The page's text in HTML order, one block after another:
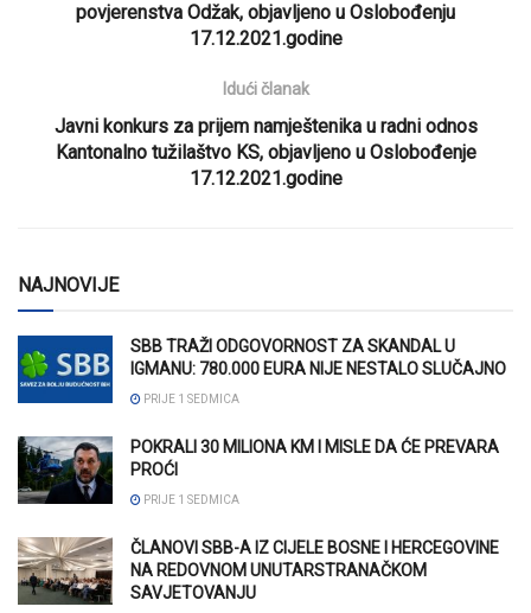
povjerenstva Odžak, objavljeno u Oslobođenju
17.12.2021.godine
Idući članak
Javni konkurs za prijem namještenika u radni odnos
Kantonalno tužilaštvo KS, objavljeno u Oslobođenje
17.12.2021.godine
NAJNOVIJE
SBB TRAŽI ODGOVORNOST ZA SKANDAL U
IGMANU: 780.000 EURA NIJE NESTALO SLUČAJNO
PRIJE 1 SEDMICA
POKRALI 30 MILIONA KM I MISLE DA ĆE PREVARA
PROĆI
PRIJE 1 SEDMICA
ČLANOVI SBB-A IZ CIJELE BOSNE I HERCEGOVINE
NA REDOVNOM UNUTARSTRANAČKOM
SAVJETOVANJU